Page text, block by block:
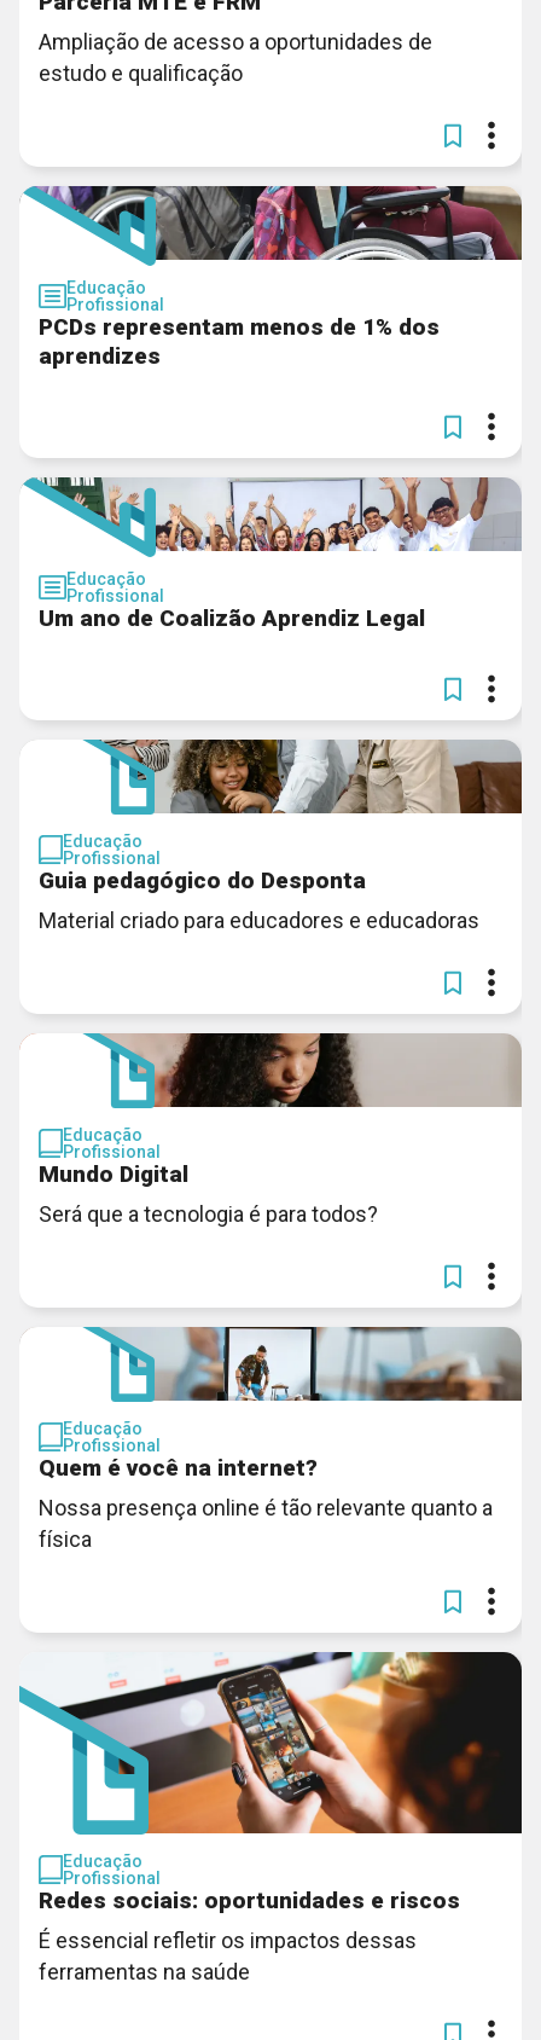
Ampliação de acesso a oportunidades de
estudo e qualificação
Educação
Profissional
PCDs representam menos de 1% dos
aprendizes
Educação
Profissional
Um ano de Coalizão Aprendiz Legal
Educação
Profissional
Guia pedagógico do Desponta
Material criado para educadores e educadoras
Educação
Profissional
Mundo Digital
Será que a tecnologia é para todos?
Educação
Profissional
Quem é você na internet?
Nossa presença online é tão relevante quanto a
física
Educação
Profissional
Redes sociais: oportunidades e riscos
É essencial refletir os impactos dessas
ferramentas na saúde